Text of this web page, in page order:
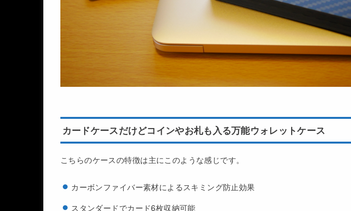
カードケースだけどコインやお札も入る万能ウォレットケース
こちらのケースの特徴は主にこのような感じです。
カーボンファイバー素材によるスキミング防止効果
スタンダードでカード6枚収納可能